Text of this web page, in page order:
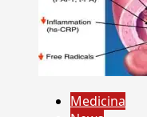
Medicina